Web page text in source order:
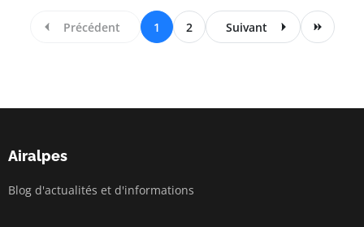
Précédent 1 2 Suivant
Airalpes
Blog d'actualités et d'informations